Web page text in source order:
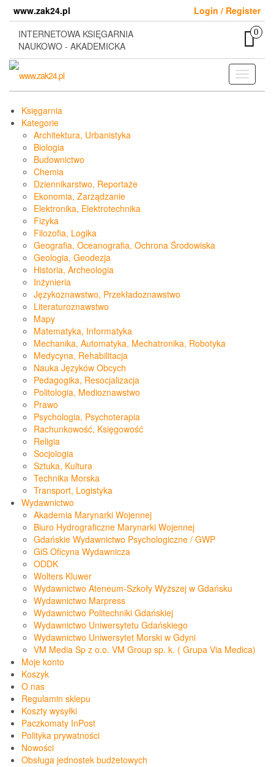
content
www.zak24.pl
Login / Register
INTERNETOWA KSIĘGARNIA
NAUKOWO - AKADEMICKA
0
Toggle
Księgarnia
Kategorie
Architektura, Urbanistyka
Biologia
Budownictwo
Chemia
Dziennikarstwo, Reportaże
Ekonomia, Zarządzanie
Elektronika, Elektrotechnika
Fizyka
Filozofia, Logika
Geografia, Oceanografia, Ochrona Środowiska
Geologia, Geodezja
Historia, Archeologia
Inżynieria
Językoznawstwo, Przekładoznawstwo
Literaturoznawstwo
Mapy
Matematyka, Informatyka
Mechanika, Automatyka, Mechatronika, Robotyka
Medycyna, Rehabilitacja
Nauka Języków Obcych
Pedagogika, Resocjalizacja
Politologia, Medioznawstwo
Prawo
Psychologia, Psychoterapia
Rachunkowość, Księgowość
Religia
Socjologia
Sztuka, Kultura
Technika Morska
Transport, Logistyka
Wydawnictwo
Akademia Marynarki Wojennej
Biuro Hydrograficzne Marynarki Wojennej
Gdańskie Wydawnictwo Psychologiczne / GWP
GiS Oficyna Wydawnicza
ODDK
Wolters Kluwer
Wydawnictwo Ateneum-Szkoły Wyższej w Gdańsku
Wydawnictwo Marpress
Wydawnictwo Politechniki Gdańskiej
Wydawnictwo Uniwersytetu Gdańskiego
Wydawnictwo Uniwersytet Morski w Gdyni
VM Media Sp z o.o. VM Group sp. k. ( Grupa Via Medica)
Moje konto
Koszyk
O nas
Regulamin sklepu
Koszty wysyłki
Paczkomaty InPost
Polityka prywatności
Nowości
Obsługa jednostek budżetowych